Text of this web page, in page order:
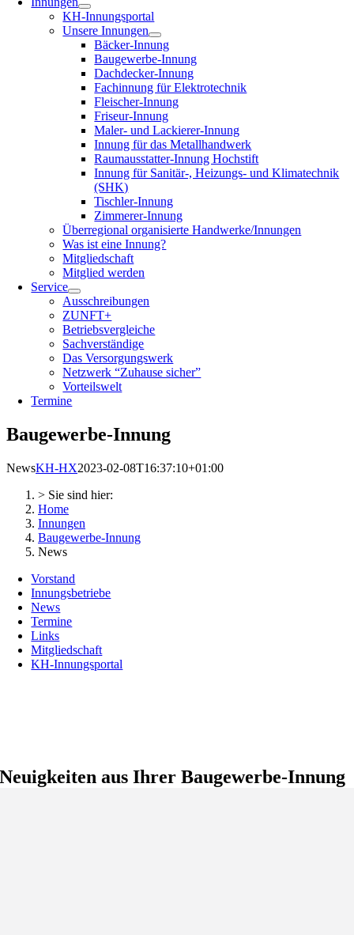
KH-Innungsportal
Unsere Innungen
Bäcker-Innung
Baugewerbe-Innung
Dachdecker-Innung
Fachinnung für Elektrotechnik
Fleischer-Innung
Friseur-Innung
Maler- und Lackierer-Innung
Innung für das Metallhandwerk
Raumausstatter-Innung Hochstift
Innung für Sanitär-, Heizungs- und Klimatechnik
(SHK)
Tischler-Innung
Zimmerer-Innung
Überregional organisierte Handwerke/Innungen
Was ist eine Innung?
Mitgliedschaft
Mitglied werden
Service
Ausschreibungen
ZUNFT+
Betriebsvergleiche
Sachverständige
Das Versorgungswerk
Netzwerk “Zuhause sicher”
Vorteilswelt
Termine
Baugewerbe-Innung
NewsKH-HX2023-02-08T16:37:10+01:00
> Sie sind hier:
Home
Innungen
Baugewerbe-Innung
News
Vorstand
Innungsbetriebe
News
Termine
Links
Mitgliedschaft
KH-Innungsportal
Neuigkeiten aus Ihrer Baugewerbe-Innung